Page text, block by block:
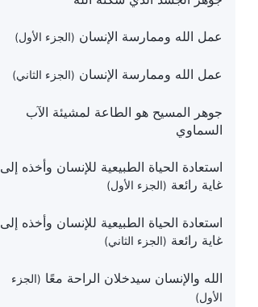
عمل الله وممارسة الإنسان (الجزء الأول)
عمل الله وممارسة الإنسان (الجزء الثاني)
جوهر المسيح هو الطاعة لمشيئة الآب
السماوي
استعادة الحياة الطبيعية للإنسان وأخذه إلى
غاية رائعة (الجزء الأول)
استعادة الحياة الطبيعية للإنسان وأخذه إلى
غاية رائعة (الجزء الثاني)
الله والإنسان سيدخلان الراحة معًا (الجزء
الأول)